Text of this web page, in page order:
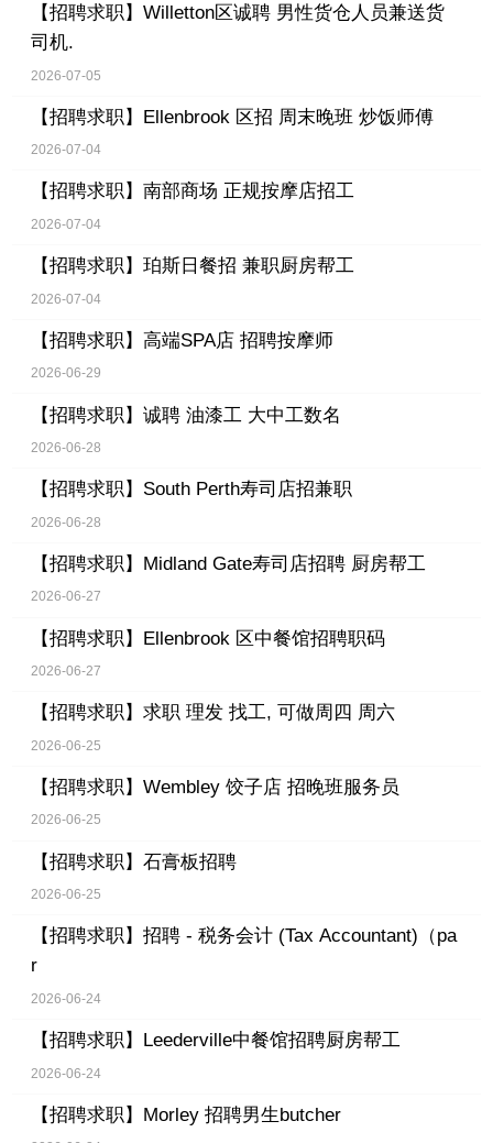
【招聘求职】 Willetton区诚聘 男性货仓人员兼送货
司机.
2026-07-05
【招聘求职】 Ellenbrook 区招 周末晚班 炒饭师傅
2026-07-04
【招聘求职】 南部商场 正规按摩店招工
2026-07-04
【招聘求职】 珀斯日餐招 兼职厨房帮工
2026-07-04
【招聘求职】 高端SPA店 招聘按摩师
2026-06-29
【招聘求职】 诚聘 油漆工 大中工数名
2026-06-28
【招聘求职】 South Perth寿司店招兼职
2026-06-28
【招聘求职】 Midland Gate寿司店招聘 厨房帮工
2026-06-27
【招聘求职】 Ellenbrook 区中餐馆招聘职码
2026-06-27
【招聘求职】 求职 理发 找工, 可做周四 周六
2026-06-25
【招聘求职】 Wembley 饺子店 招晚班服务员
2026-06-25
【招聘求职】 石膏板招聘
2026-06-25
【招聘求职】 招聘 - 税务会计 (Tax Accountant)（pa
r
2026-06-24
【招聘求职】 Leederville中餐馆招聘厨房帮工
2026-06-24
【招聘求职】 Morley 招聘男生butcher